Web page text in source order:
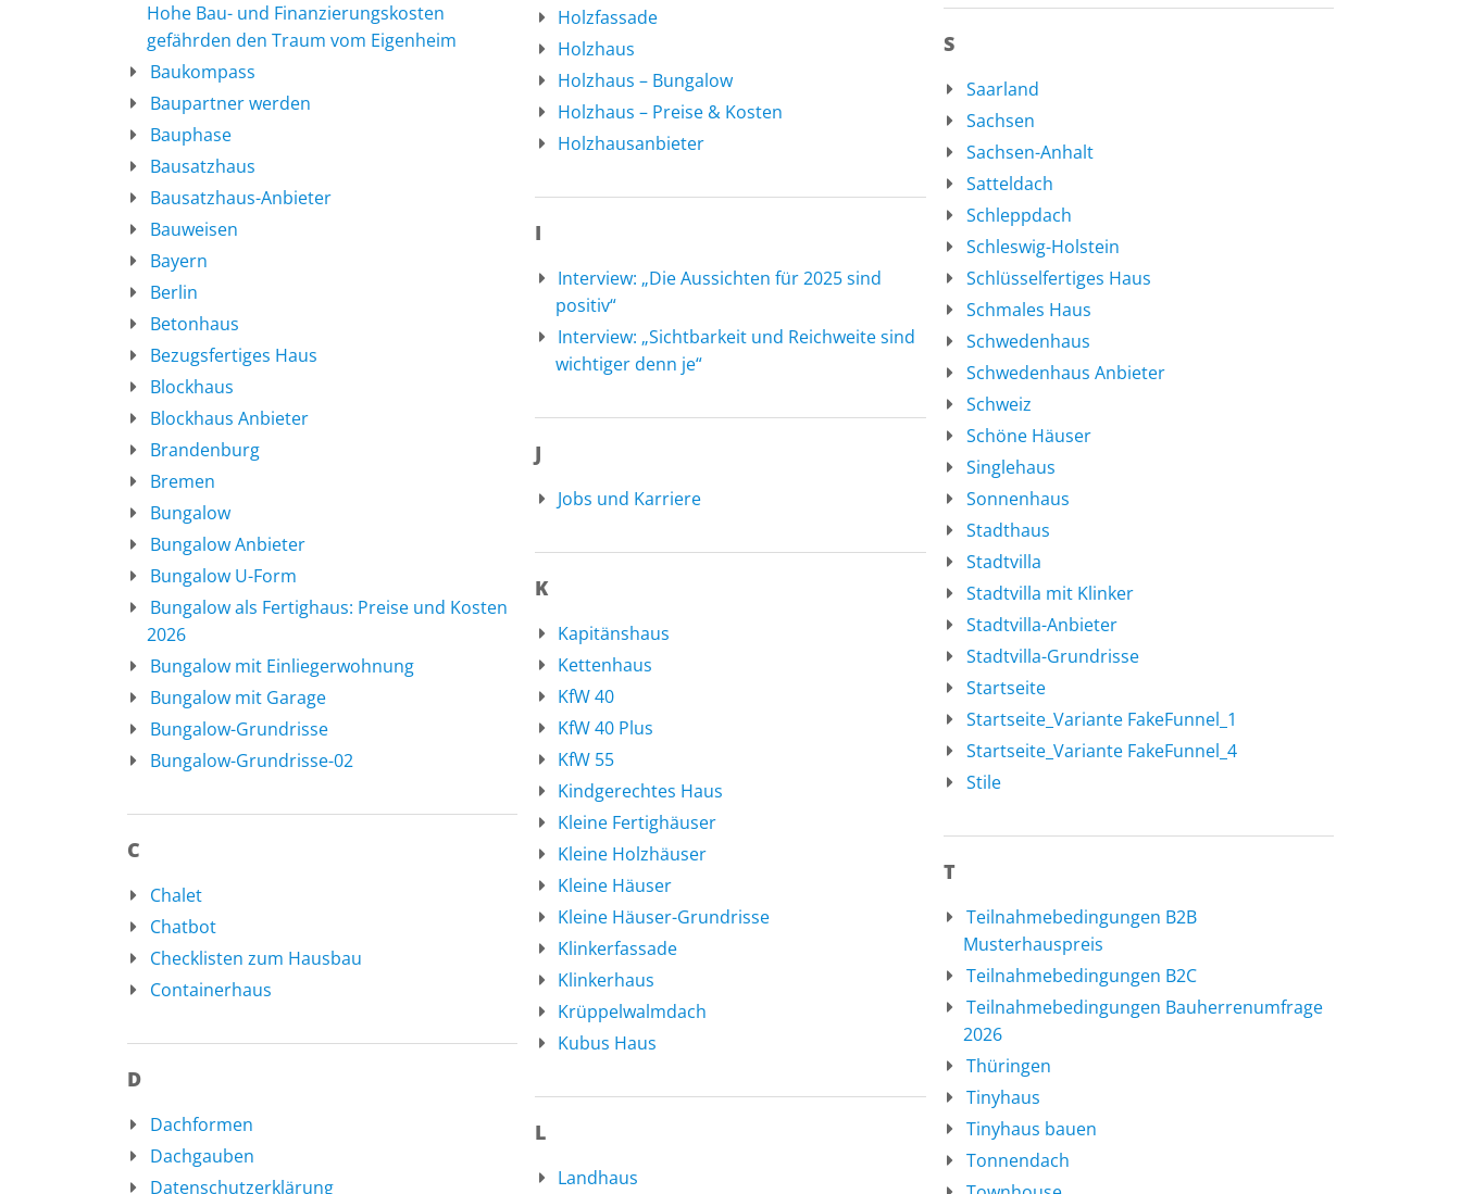
Hohe Bau- und Finanzierungskosten
gefährden den Traum vom Eigenheim
Baukompass
Baupartner werden
Bauphase
Bausatzhaus
Bausatzhaus-Anbieter
Bauweisen
Bayern
Berlin
Betonhaus
Bezugsfertiges Haus
Blockhaus
Blockhaus Anbieter
Brandenburg
Bremen
Bungalow
Bungalow Anbieter
Bungalow U-Form
Bungalow als Fertighaus: Preise und Kosten
2026
Bungalow mit Einliegerwohnung
Bungalow mit Garage
Bungalow-Grundrisse
Bungalow-Grundrisse-02
C
Chalet
Chatbot
Checklisten zum Hausbau
Containerhaus
D
Dachformen
Dachgauben
Datenschutzerklärung
Holzfassade
Holzhaus
Holzhaus – Bungalow
Holzhaus – Preise & Kosten
Holzhausanbieter
I
Interview: „Die Aussichten für 2025 sind
positiv“
Interview: „Sichtbarkeit und Reichweite sind
wichtiger denn je“
J
Jobs und Karriere
K
Kapitänshaus
Kettenhaus
KfW 40
KfW 40 Plus
KfW 55
Kindgerechtes Haus
Kleine Fertighäuser
Kleine Holzhäuser
Kleine Häuser
Kleine Häuser-Grundrisse
Klinkerfassade
Klinkerhaus
Krüppelwalmdach
Kubus Haus
L
Landhaus
S
Saarland
Sachsen
Sachsen-Anhalt
Satteldach
Schleppdach
Schleswig-Holstein
Schlüsselfertiges Haus
Schmales Haus
Schwedenhaus
Schwedenhaus Anbieter
Schweiz
Schöne Häuser
Singlehaus
Sonnenhaus
Stadthaus
Stadtvilla
Stadtvilla mit Klinker
Stadtvilla-Anbieter
Stadtvilla-Grundrisse
Startseite
Startseite_Variante FakeFunnel_1
Startseite_Variante FakeFunnel_4
Stile
T
Teilnahmebedingungen B2B
Musterhauspreis
Teilnahmebedingungen B2C
Teilnahmebedingungen Bauherrenumfrage
2026
Thüringen
Tinyhaus
Tinyhaus bauen
Tonnendach